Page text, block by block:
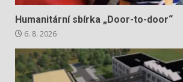
Humanitární sbírka „Door-to-door“
6. 8. 2026